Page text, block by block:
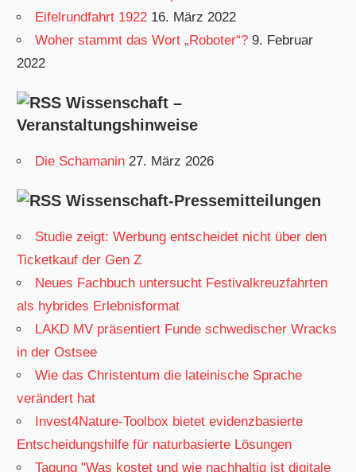
e
Eifelrundfahrt 1922 16. März 2022
Woher stammt das Wort „Roboter“? 9. Februar
2022
Wissenschaft –
Veranstaltungshinweise
Die Schamanin 27. März 2026
Wissenschaft-Pressemitteilungen
Studie zeigt: Werbung entscheidet nicht über den
Ticketkauf der Gen Z
Neues Fachbuch untersucht Festivalkreuzfahrten
als hybrides Erlebnisformat
LAKD MV präsentiert Funde schwedischer Wracks
in der Ostsee
Wie das Christentum die lateinische Sprache
verändert hat
Invest4Nature-Toolbox bietet evidenzbasierte
Entscheidungshilfe für naturbasierte Lösungen
Tagung "Was kostet und wie nachhaltig ist digitale